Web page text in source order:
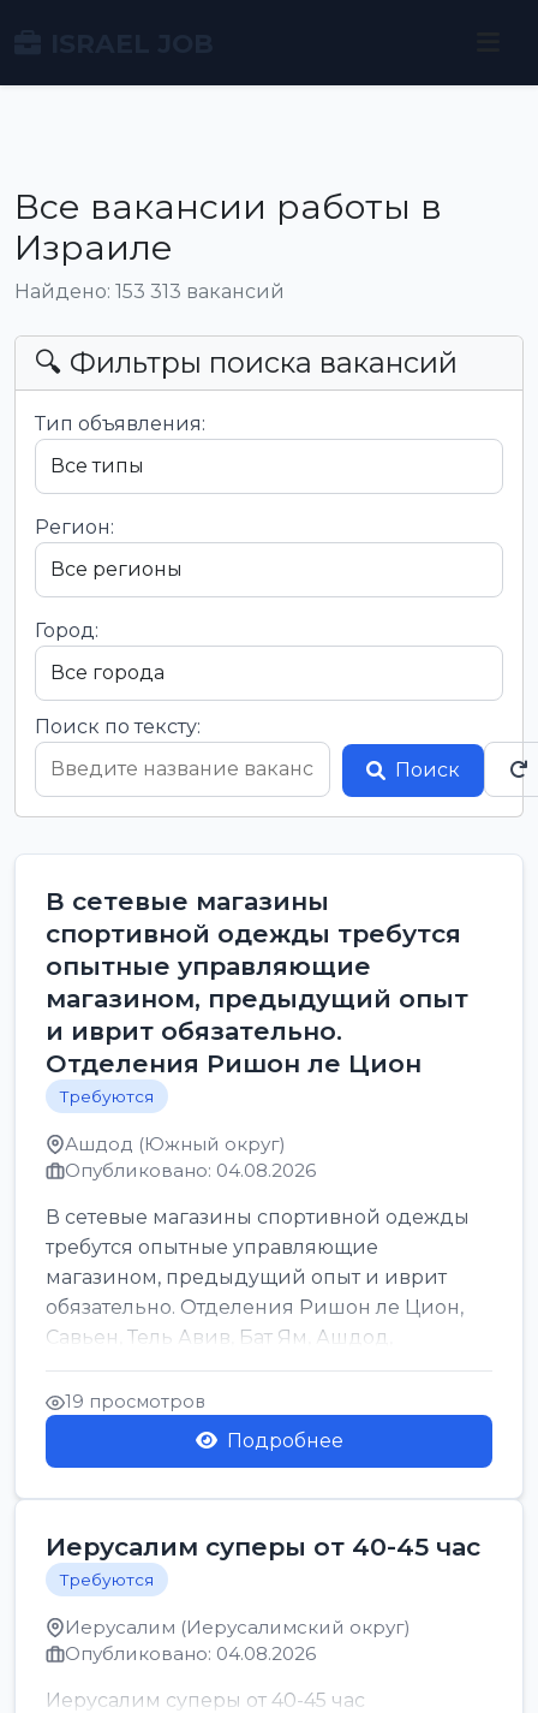
Все вакансии работы в
Израиле
Найдено: 153 313 вакансий
🔍 Фильтры поиска вакансий
Тип объявления:
Регион:
Город:
Поиск по тексту:
Поиск
В сетевые магазины
спортивной одежды требутся
опытные управляющие
магазином, предыдущий опыт
и иврит обязательно.
Отделения Ришон ле Цион
Требуются
Ашдод (Южный округ)
Опубликовано: 04.08.2026
В сетевые магазины спортивной одежды
требутся опытные управляющие
магазином, предыдущий опыт и иврит
обязательно. Отделения Ришон ле Цион,
Савьен, Тель Авив, Бат Ям, Ашдод,
Ашкелон, Кфар Саба, Маале А...
19 просмотров
Подробнее
Иерусалим суперы от 40-45 час
Требуются
Иерусалим (Иерусалимский округ)
Опубликовано: 04.08.2026
Иерусалим суперы от 40-45 час